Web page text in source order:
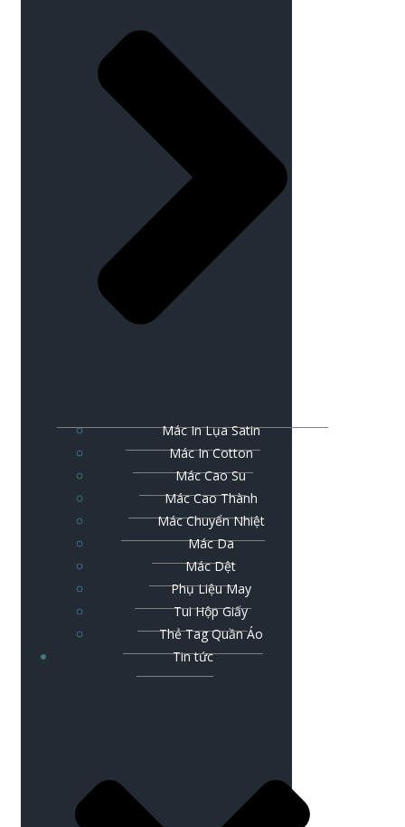
Mác In Lụa Satin
Mác In Cotton
Mác Cao Su
Mác Cao Thành
Mác Chuyển Nhiệt
Mác Da
Mác Dệt
Phụ Liệu May
Tui Hộp Giấy
Thẻ Tag Quần Áo
Tin tức